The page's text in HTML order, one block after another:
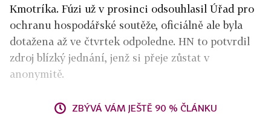
Kmotríka. Fúzi už v prosinci odsouhlasil Úřad pro
ochranu hospodářské soutěže, oficiálně ale byla
dotažena až ve čtvrtek odpoledne. HN to potvrdil
zdroj blízký jednání, jenž si přeje zůstat v
anonymitě.
ZBÝVÁ VÁM JEŠTĚ 90 % ČLÁNKU